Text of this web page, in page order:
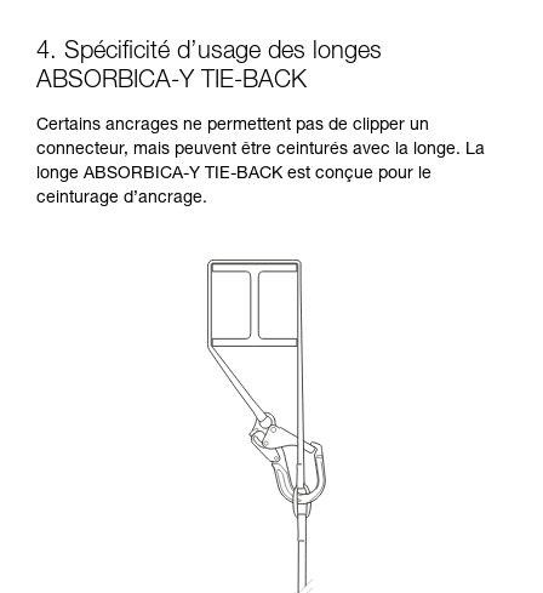
4. Spécificité d’usage des longes
ABSORBICA-Y TIE-BACK
Certains ancrages ne permettent pas de clipper un
connecteur, mais peuvent être ceinturés avec la longe. La
longe ABSORBICA-Y TIE-BACK est conçue pour le
ceinturage d’ancrage.